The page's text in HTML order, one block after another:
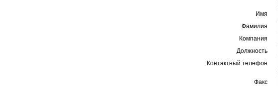
Имя
Фамилия
Компания
Должность
Контактный телефон
Факс